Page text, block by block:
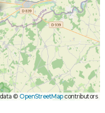
© OpenStreetMapcontributors